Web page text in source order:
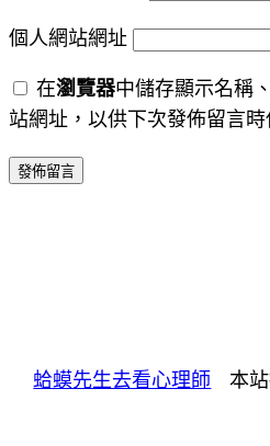
個人網站網址
在瀏覽器中儲存顯示名稱
站網址，以供下次發佈留言時
蛤蟆先生去看心理師 本